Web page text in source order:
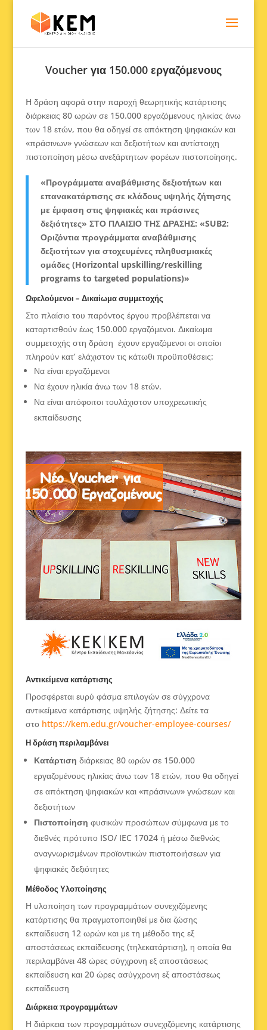
Voucher για 150.000 εργαζόμενους
H δράση αφορά στην παροχή θεωρητικής κατάρτισης
διάρκειας 80 ωρών σε 150.000 εργαζόμενους ηλικίας άνω
των 18 ετών, που θα οδηγεί σε απόκτηση ψηφιακών και
«πράσινων» γνώσεων και δεξιοτήτων και αντίστοιχη
πιστοποίηση μέσω ανεξάρτητων φορέων πιστοποίησης.
«Προγράμματα αναβάθμισης δεξιοτήτων και
επανακατάρτισης σε κλάδους υψηλής ζήτησης
με έμφαση στις ψηφιακές και πράσινες
δεξιότητες» ΣΤΟ ΠΛΑΙΣΙΟ ΤΗΣ ΔΡΑΣΗΣ: «SUB2:
Οριζόντια προγράμματα αναβάθμισης
δεξιοτήτων για στοχευμένες πληθυσμιακές
ομάδες (Horizontal upskilling/reskilling
programs to targeted populations)»
Ωφελούμενοι – Δικαίωμα συμμετοχής
Στο πλαίσιο του παρόντος έργου προβλέπεται να
καταρτισθούν έως 150.000 εργαζόμενοι. Δικαίωμα
συμμετοχής στη δράση έχουν εργαζόμενοι οι οποίοι
πληρούν κατ’ ελάχιστον τις κάτωθι προϋποθέσεις:
Να είναι εργαζόμενοι
Να έχουν ηλικία άνω των 18 ετών.
Να είναι απόφοιτοι τουλάχιστον υποχρεωτικής
εκπαίδευσης
Αντικείμενα κατάρτισης
Προσφέρεται ευρύ φάσμα επιλογών σε σύγχρονα
αντικείμενα κατάρτισης υψηλής ζήτησης: Δείτε τα
στο https://kem.edu.gr/voucher-employee-courses/
Η δράση περιλαμβάνει
Κατάρτιση διάρκειας 80 ωρών σε 150.000
εργαζομένους ηλικίας άνω των 18 ετών, που θα οδηγεί
σε απόκτηση ψηφιακών και «πράσινων» γνώσεων και
δεξιοτήτων
Πιστοποίηση φυσικών προσώπων σύμφωνα με το
διεθνές πρότυπο ISO/ IEC 17024 ή μέσω διεθνώς
αναγνωρισμένων προϊοντικών πιστοποιήσεων για
ψηφιακές δεξιότητες
Μέθοδος Υλοποίησης
Η υλοποίηση των προγραμμάτων συνεχιζόμενης
κατάρτισης θα πραγματοποιηθεί με δια ζώσης
εκπαίδευση 12 ωρών και με τη μέθοδο της εξ
αποστάσεως εκπαίδευσης (τηλεκατάρτιση), η οποία θα
περιλαμβάνει 48 ώρες σύγχρονη εξ αποστάσεως
εκπαίδευση και 20 ώρες ασύγχρονη εξ αποστάσεως
εκπαίδευση
Διάρκεια προγραμμάτων
Η διάρκεια των προγραμμάτων συνεχιζόμενης κατάρτισης